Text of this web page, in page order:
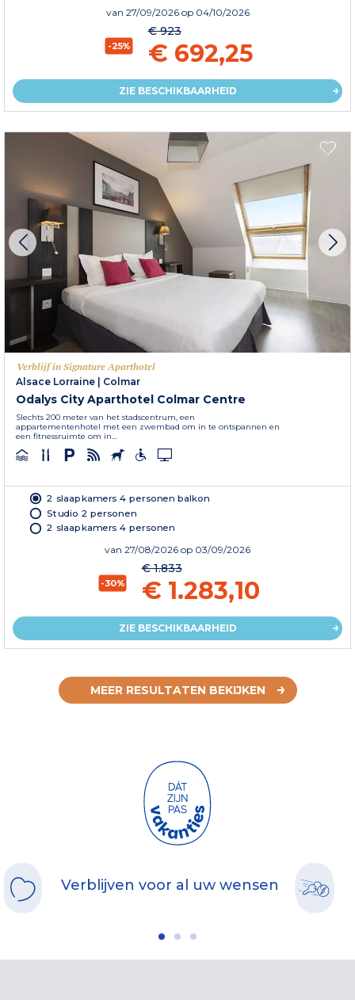
van 27/09/2026 op 04/10/2026
-25%
€ 923
€ 692,25
ZIE BESCHIKBAARHEID
Verblijf in Signature Aparthotel
Alsace Lorraine | Colmar
Odalys City Aparthotel Colmar Centre
Slechts 200 meter van het stadscentrum, een
appartementenhotel met een zwembad om in te ontspannen en
een fitnessruimte om in...
2 slaapkamers 4 personen balkon
Studio 2 personen
2 slaapkamers 4 personen
van 27/08/2026 op 03/09/2026
-30%
€ 1.833
€ 1.283,10
ZIE BESCHIKBAARHEID
MEER RESULTATEN BEKIJKEN
Verblijven voor al uw wensen